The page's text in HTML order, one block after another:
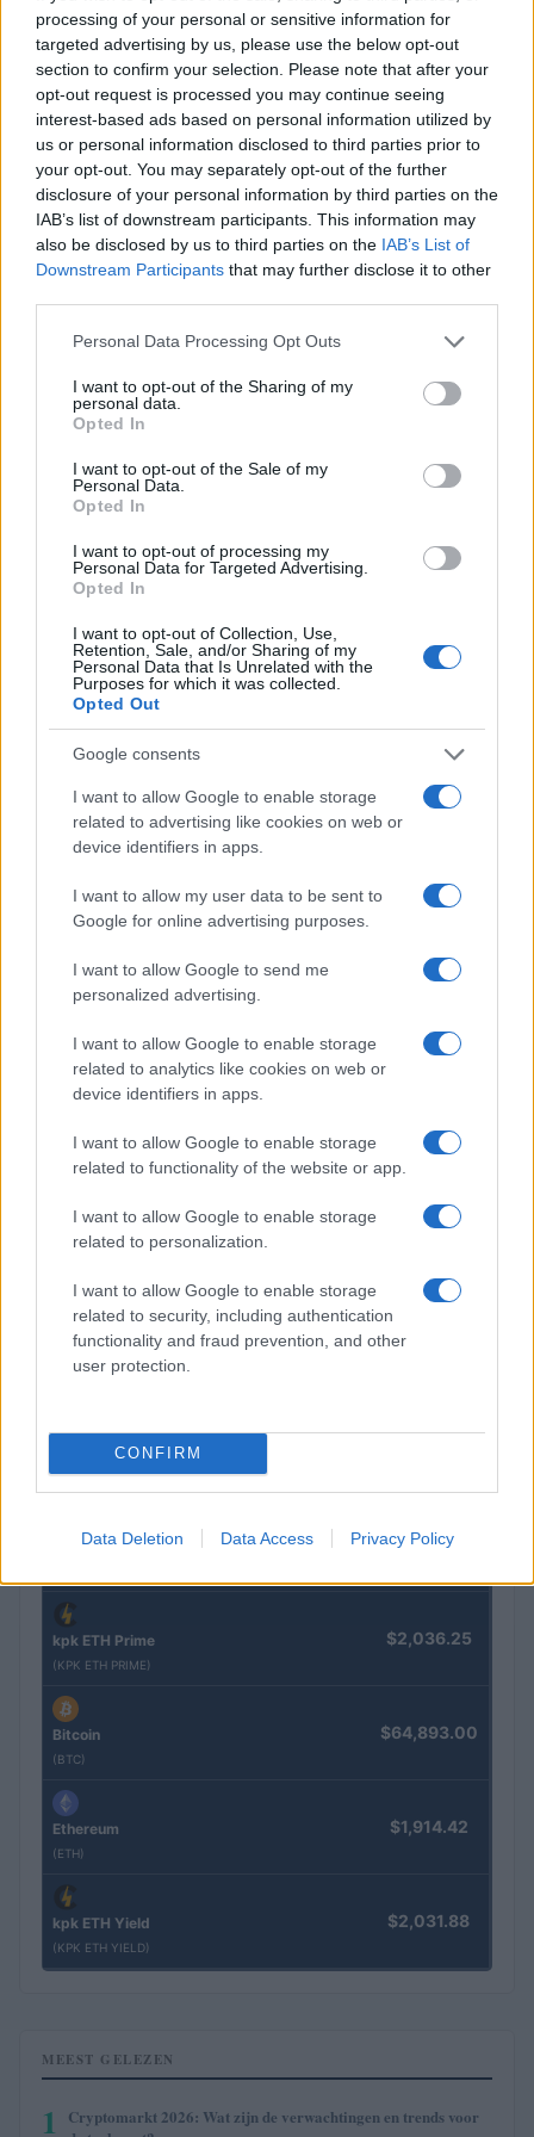
processing of your personal or sensitive information for
targeted advertising by us, please use the below opt-out
section to confirm your selection. Please note that after your
opt-out request is processed you may continue seeing
interest-based ads based on personal information utilized by
us or personal information disclosed to third parties prior to
your opt-out. You may separately opt-out of the further
disclosure of your personal information by third parties on the
IAB’s list of downstream participants. This information may
also be disclosed by us to third parties on the IAB’s List of
Downstream Participants that may further disclose it to other
Please note that this website/app uses one or more Google
not limited to your visit or usage behaviour. You may click to
grant or deny consent to Google and its third-party tags to
use your data for below specified purposes in below Google
consent section.
Personal Data Processing Opt Outs
I want to opt-out of the Sharing of my
personal data.
Opted In
I want to opt-out of the Sale of my
Personal Data.
Opted In
I want to opt-out of processing my
Personal Data for Targeted Advertising.
Opted In
I want to opt-out of Collection, Use,
Retention, Sale, and/or Sharing of my
Personal Data that Is Unrelated with the
Purposes for which it was collected.
Opted Out
Google consents
I want to allow Google to enable storage
related to advertising like cookies on web or
device identifiers in apps.
I want to allow my user data to be sent to
Google for online advertising purposes.
I want to allow Google to send me
personalized advertising.
I want to allow Google to enable storage
related to analytics like cookies on web or
device identifiers in apps.
I want to allow Google to enable storage
related to functionality of the website or app.
I want to allow Google to enable storage
related to personalization.
I want to allow Google to enable storage
related to security, including authentication
functionality and fraud prevention, and other
user protection.
CONFIRM
Data Deletion Data Access Privacy Policy
NEWS
Brentolie daalt naar 88.9 dollar: grondstoffen onder druk
Sanne De Vries · 6 aug 2026
NEWS
Brentolie daalt naar 91,82 dollar: een week van teruggang in
grondstoffen
Sanne De Vries · 5 aug 2026
Naam
Eureka Bridged PAX Gold (Terra
(PAXG)
Kinza Babylon Staked BTC $83,270.00
(EPOCH)
Stride Staked Injective
(JDB)
FibSwap DEX $0.0085
kpk ETH Prime
(KPK ETH PRIME)
$2,036.25
Bitcoin
(BTC)
$64,893.00
Ethereum
(ETH)
$1,914.42
kpk ETH Yield
(KPK ETH YIELD)
$2,031.88
MEEST GELEZEN
1
Cryptomarkt 2026: Wat zijn de verwachtingen en trends voor